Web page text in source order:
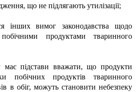
що не підлягають утилізації;
інших вимог законодавства щодо
продуктами тваринного
підстави вважати, що продукти
побічних продуктів тваринного
в обіг, можуть становити небезпеку